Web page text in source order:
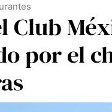
Club
por el